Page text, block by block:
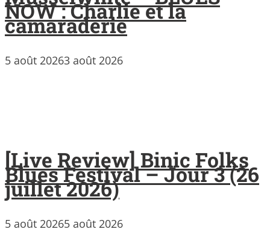
NOW : Charlie et la
camaraderie
5 août 20263 août 2026
[Live Review] Binic Folks
Blues Festival – Jour 3 (26
juillet 2026)
5 août 20265 août 2026